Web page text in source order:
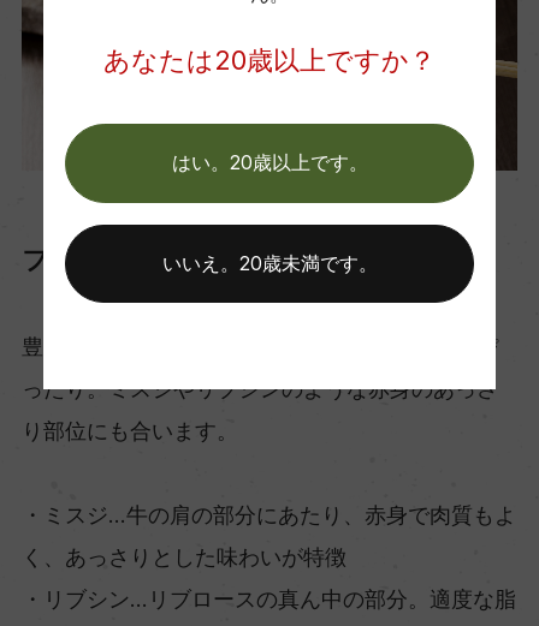
フェウド・アランチョ インツォリア
豊かなミネラルと引き締まった酸が、塩タンにぴ
ったり。ミスジやリブシンのような赤身のあっさ
り部位にも合います。
・ミスジ…牛の肩の部分にあたり、赤身で肉質もよ
く、あっさりとした味わいが特徴
・リブシン…リブロースの真ん中の部分。適度な脂
あなたは20歳以上ですか？
はい。20歳以上です。
いいえ。20歳未満です。